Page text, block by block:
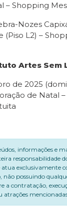
– Shopping
Nozes
(Piso L2) –
Artes Sem
de 2025
de Natal
informações e
responsabilidade
exclusivamente
não possuindo
a contratação,
atrações